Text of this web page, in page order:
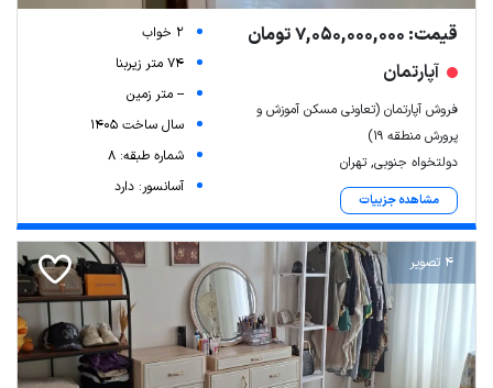
قیمت: 7,050,000,000 تومان
آپارتمان
فروش آپارتمان (تعاونی مسکن آموزش و
پرورش منطقه 19)
دولتخواه جنوبی, تهران
مشاهده جزییات
2 خواب
74 متر زیربنا
-- متر زمین
سال ساخت 1405
شماره طبقه: 8
آسانسور: دارد
4 تصویر